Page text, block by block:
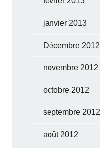
janvier 2013
Décembre 2012
novembre 2012
octobre 2012
septembre 2012
août 2012